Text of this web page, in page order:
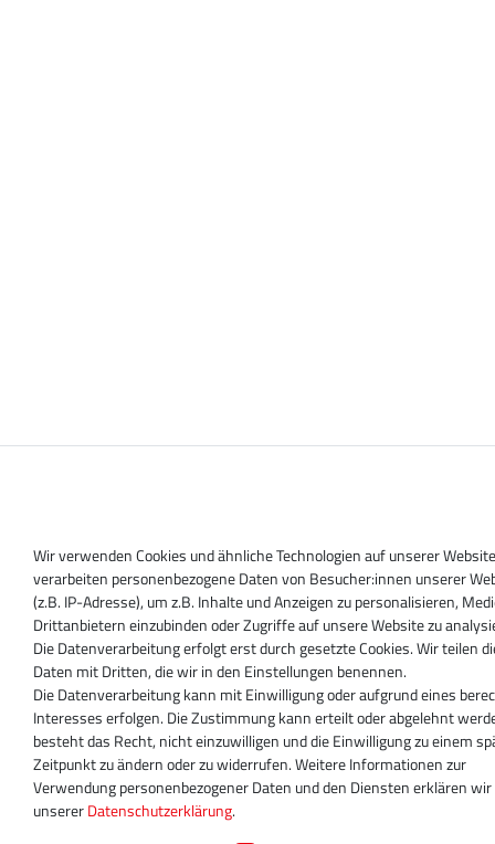
Wir verwenden Cookies und ähnliche Technologien auf unserer
verarbeiten personenbezogene Daten von Besucher:innen unserer
(z.B. IP-Adresse), um z.B. Inhalte und Anzeigen zu personalisieren,
Drittanbietern einzubinden oder Zugriffe auf unsere Website zu
Die Datenverarbeitung erfolgt erst durch gesetzte Cookies. Wir teilen
Daten mit Dritten, die wir in den Einstellungen benennen.
Die Datenverarbeitung kann mit Einwilligung oder aufgrund eines
Interesses erfolgen. Die Zustimmung kann erteilt oder abgelehnt
besteht das Recht, nicht einzuwilligen und die Einwilligung zu einem
Zeitpunkt zu ändern oder zu widerrufen. Weitere Informationen zur
Verwendung personenbezogener Daten und den Diensten erklären
unsererDaten­schutz­erklärung.